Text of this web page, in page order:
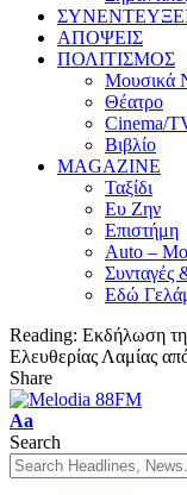
ΑΠΟΨΕΙΣ
ΠΟΛΙΤΙΣΜΟΣ
Μουσικά
Θέατρο
Cinema/
Βιβλίο
MAGAZINE
Ταξίδι
Ευ Ζην
Επιστήμη
Auto –
Συνταγές
Εδώ
Reading: Εκδήλωση
Ελευθερίας Λαμίας
Share
Aa
Search